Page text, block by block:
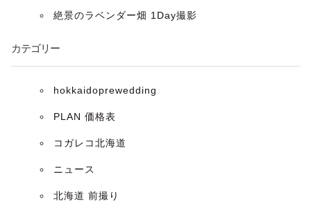
絶景のラベンダー畑 1Day撮影
カテゴリー
hokkaidoprewedding
PLAN 価格表
コガレコ北海道
ニュース
北海道 前撮り